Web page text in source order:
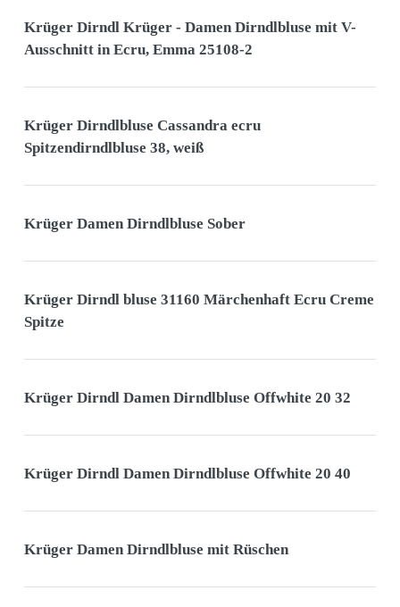
Krüger Dirndl Krüger - Damen Dirndlbluse mit V-
Ausschnitt in Ecru, Emma 25108-2
Krüger Dirndlbluse Cassandra ecru
Spitzendirndlbluse 38, weiß
Krüger Damen Dirndlbluse Sober
Krüger Dirndl bluse 31160 Märchenhaft Ecru Creme
Spitze
Krüger Dirndl Damen Dirndlbluse Offwhite 20 32
Krüger Dirndl Damen Dirndlbluse Offwhite 20 40
Krüger Damen Dirndlbluse mit Rüschen